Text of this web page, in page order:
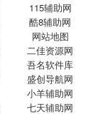
115辅助网
酷8辅助网
网站地图
二佳资源网
吾名软件库
盛创导航网
小羊辅助网
七天辅助网